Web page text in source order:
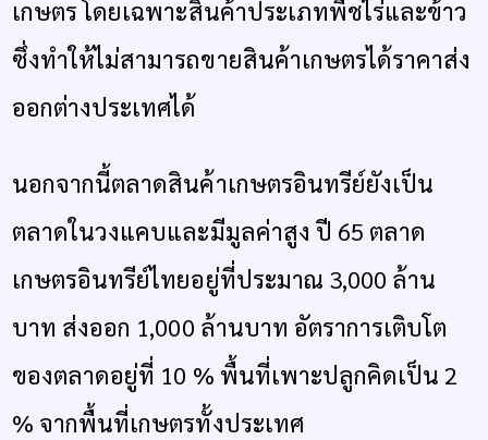
เกษตร โดยเฉพาะสินค้าประเภทพืชไร่และข้าว
ซึ่งทำให้ไม่สามารถขายสินค้าเกษตรได้ราคาส่ง
ออกต่างประเทศได้
นอกจากนี้ตลาดสินค้าเกษตรอินทรีย์ยังเป็น
ตลาดในวงแคบและมีมูลค่าสูง ปี 65 ตลาด
เกษตรอินทรีย์ไทยอยู่ที่ประมาณ 3,000 ล้าน
บาท ส่งออก 1,000 ล้านบาท อัตราการเติบโต
ของตลาดอยู่ที่ 10 % พื้นที่เพาะปลูกคิดเป็น 2
% จากพื้นที่เกษตรทั้งประเทศ